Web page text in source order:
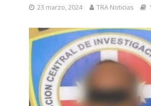
23 marzo, 2024 TRA Noticias